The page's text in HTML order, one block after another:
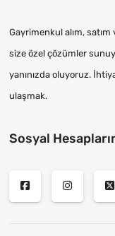
Gayrimenkul alım,
size özel çözümler
yanınızda oluyoruz.
ulaşmak.
Sosyal